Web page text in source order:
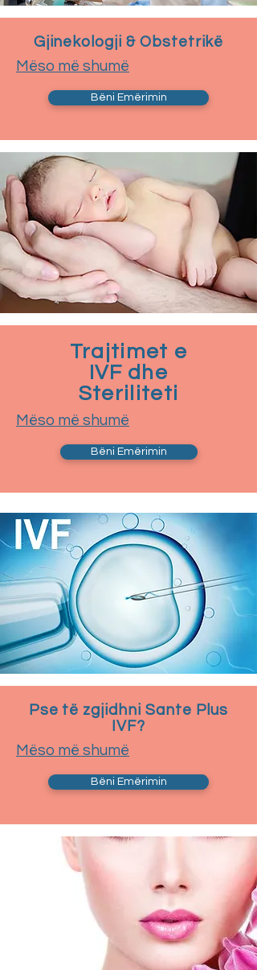
Gjinekologji & Obstetrikë
Mëso më shumë
Bëni Emërimin
Trajtimet e
IVF dhe
Steriliteti
Mëso më shumë
Bëni Emërimin
Pse të zgjidhni Sante Plus
IVF?
Mëso më shumë
Bëni Emërimin